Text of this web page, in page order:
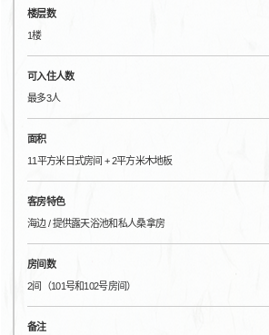
楼层数
1楼
可入住人数
最多3人
面积
11平方米日式房间 + 2平方米木地板
客房特色
海边 / 提供露天浴池和私人桑拿房
房间数
2间（101号和102号房间）
备注